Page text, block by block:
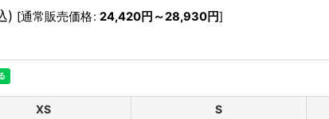
) [通常販売価格: 24,420円 ～28,930円]
XS S